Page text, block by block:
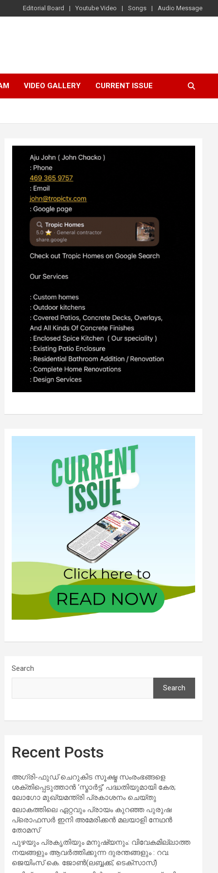
Editorial Board Youtube Video Songs Audio Message
VIDEO GALLERY CURRENT ISSUE
Search
Search
Recent Posts
അഗ്രി-ഫുഡ് ചെറുകിട സൂക്ഷ്മ സംരംഭങ്ങളെ
ശക്തിപ്പെടുത്താന്‍ ‘സ്മാര്‍ട്ട്’ പദ്ധതിയുമായി കേര;
ലോഗോ മുഖ്യമന്ത്രി പ്രകാശനം ചെയ്തു
ലോകത്തിലെ ഏറ്റവും പ്രായം കുറഞ്ഞ പുരുഷ
പ്രൊഫസർ ഇനി അമേരിക്കൻ മലയാളി നേഥൻ
തോമസ്
പുഴയും പ്രകൃതിയും മനുഷ്യനും: വിവേകമില്ലാത്ത
നയങ്ങളും ആവർത്തിക്കുന്ന ദുരന്തങ്ങളും : റവ.
ജെയിംസ് കെ. ജോൺ(ലബ്ബക്ക്, ടെക്സാസ്)